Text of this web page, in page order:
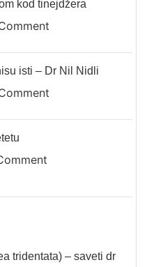
kod tinejdžera
isti – Dr Nil Nidli
tridentata) – saveti dr